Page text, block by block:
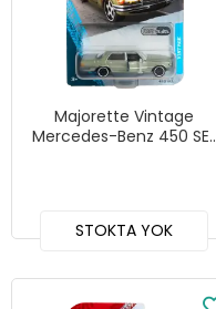
Majorette Vintage
Mercedes-Benz 450 SEL
STOKTA YOK